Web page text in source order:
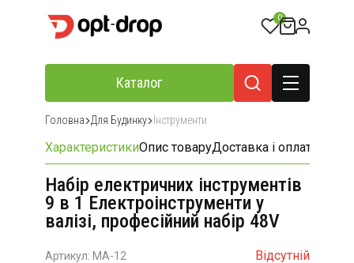
0
Каталог
Головна Для Будинку Інструменти
ХарактеристикиОпис товаруДоставка і оплата
Набір електричних інструментів
9 в 1 Електроінструменти у
валізі, професійний набір 48V
Артикул: MA-12 Відсутній